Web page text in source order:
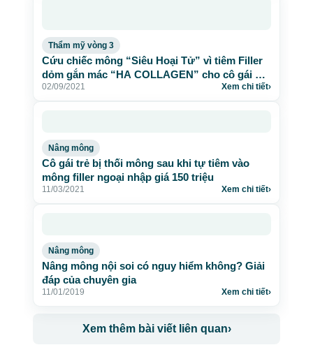
Thẩm mỹ vòng 3
Cứu chiếc mông “Siêu Hoại Tử” vì tiêm Filler
dỏm gắn mác “HA COLLAGEN” cho cô gái Sài
Gòn thời “Ai ở đâu, ở đó”
02/09/2021 Xem chi tiết›
Nâng mông
Cô gái trẻ bị thối mông sau khi tự tiêm vào
mông filler ngoại nhập giá 150 triệu
11/03/2021 Xem chi tiết›
Nâng mông
Nâng mông nội soi có nguy hiểm không? Giải
đáp của chuyên gia
11/01/2019 Xem chi tiết›
Xem thêm bài viết liên quan›